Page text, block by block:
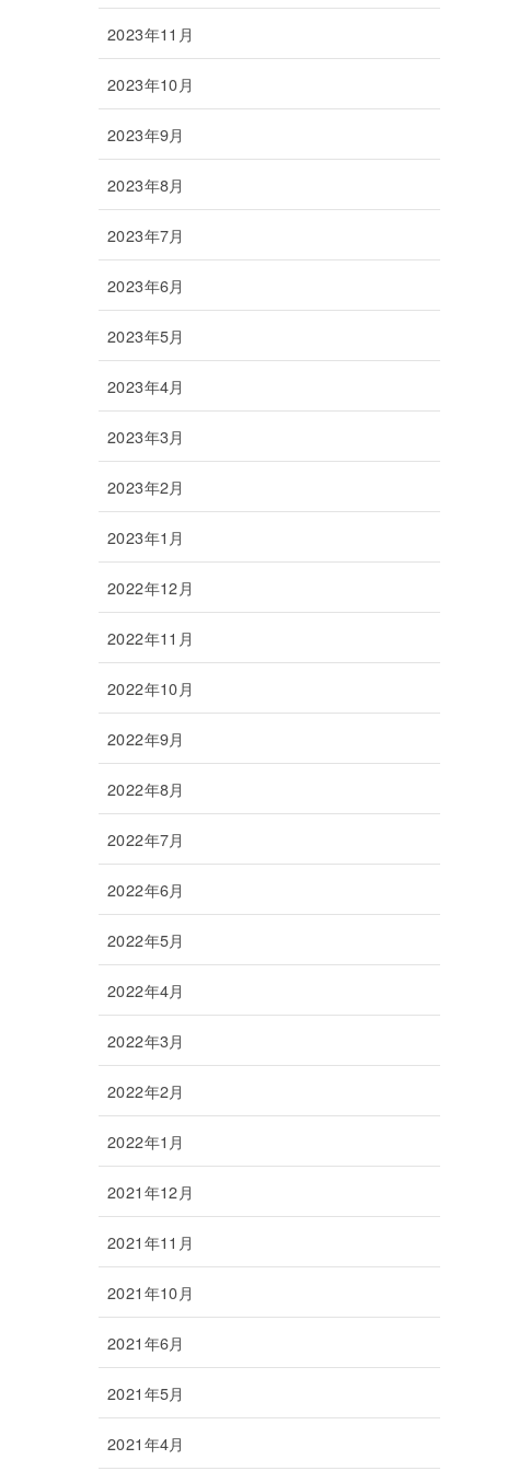
2023年11月
2023年10月
2023年9月
2023年8月
2023年7月
2023年6月
2023年5月
2023年4月
2023年3月
2023年2月
2023年1月
2022年12月
2022年11月
2022年10月
2022年9月
2022年8月
2022年7月
2022年6月
2022年5月
2022年4月
2022年3月
2022年2月
2022年1月
2021年12月
2021年11月
2021年10月
2021年6月
2021年5月
2021年4月